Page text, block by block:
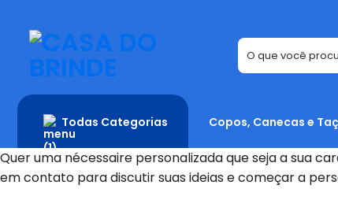
content
Todas Categorias Copos, Canecas e
Quer uma nécessaire personalizada que seja a sua
em contato para discutir suas ideias e começar a